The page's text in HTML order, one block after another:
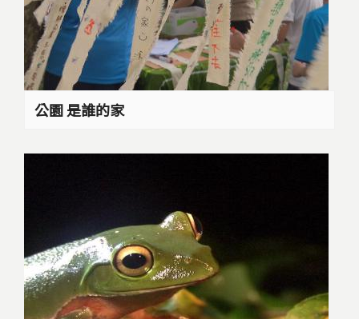
公園 是誰的家